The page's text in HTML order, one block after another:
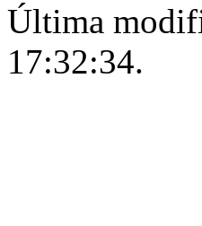
Última
17:32:34.